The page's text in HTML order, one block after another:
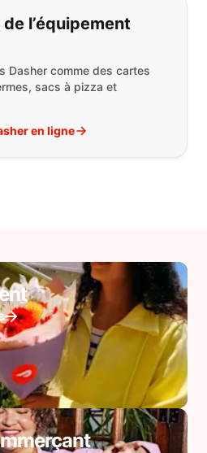
l’équipement
Dasher comme des cartes
sacs à pizza et
en ligne